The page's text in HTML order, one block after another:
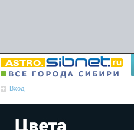
Вход